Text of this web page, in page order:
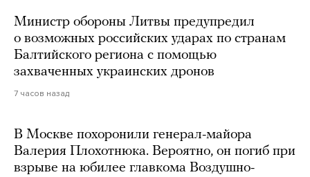
Министр обороны Литвы предупредил
о возможных российских ударах по странам
Балтийского региона с помощью
захваченных украинских дронов
7 часов назад
В Москве похоронили генерал-майора
Валерия Плохотнюка. Вероятно, он погиб при
взрыве на юбилее главкома Воздушно-